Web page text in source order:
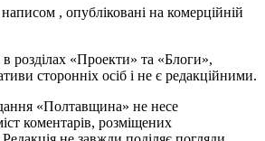
написом , опубліковані на комерційній
розділах «Проекти» та «Блоги»,
сторонніх осіб і не є редакційними.
«Полтавщина» не несе
коментарів, розміщених